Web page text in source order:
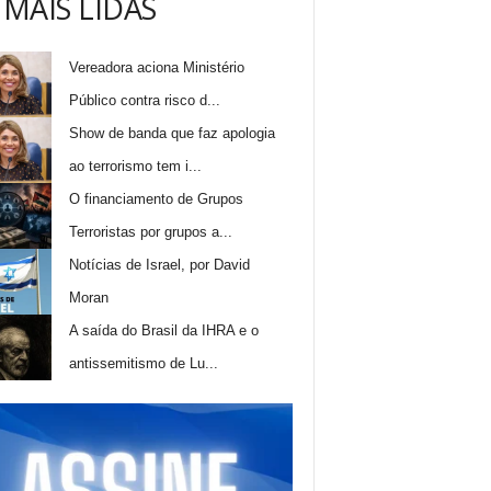
LIDAS
Vereadora aciona Ministério
Público contra risco d...
Show de banda que faz apologia
ao terrorismo tem i...
O financiamento de Grupos
Terroristas por grupos a...
Notícias de Israel, por David
Moran
A saída do Brasil da IHRA e o
antissemitismo de Lu...